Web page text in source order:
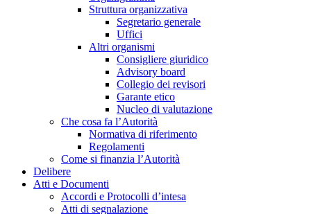
Struttura organizzativa
Segretario generale
Uffici
Altri organismi
Consigliere giuridico
Advisory board
Collegio dei revisori
Garante etico
Nucleo di valutazione
Che cosa fa l’Autorità
Normativa di riferimento
Regolamenti
Come si finanzia l’Autorità
Delibere
Atti e Documenti
Accordi e Protocolli d’intesa
Atti di segnalazione